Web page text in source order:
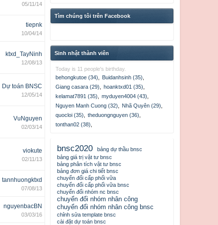
05/11/14
tiepnk
10/04/14
ktxd_TayNinh
12/08/13
Dự toán BNSC
12/05/14
VuNguyen
02/03/14
viokute
02/11/13
tannhuongktxd
07/08/13
nguyenbacBN
03/03/16
Tìm chúng tôi trên Facebook
Sinh nhật thành viên
Today is 11 people's birthday.
behongkutoe (34)
Buidanhsinh (35)
Giang casara (29)
hoanktxd01 (35)
kelamat7891 (35)
myduyen4004 (43)
Nguyen Manh Cuong (32)
Nhã Quyên (29)
quocloi (35)
theduongnguyen (36)
tonthan02 (38)
bnsc2020
bảng dự thầu bnsc
bảng giá trị vật tư bnsc
bảng phân tích vật tư bnsc
bảng đơn giá chi tiết bnsc
chuyển đổi cấp phối vữa
chuyển đổi cấp phối vữa bnsc
chuyển đổi nhóm nc bnsc
chuyển đổi nhóm nhân công
chuyển đổi nhóm nhân công bnsc
chỉnh sửa template bnsc
cài đặt dự toán bnsc